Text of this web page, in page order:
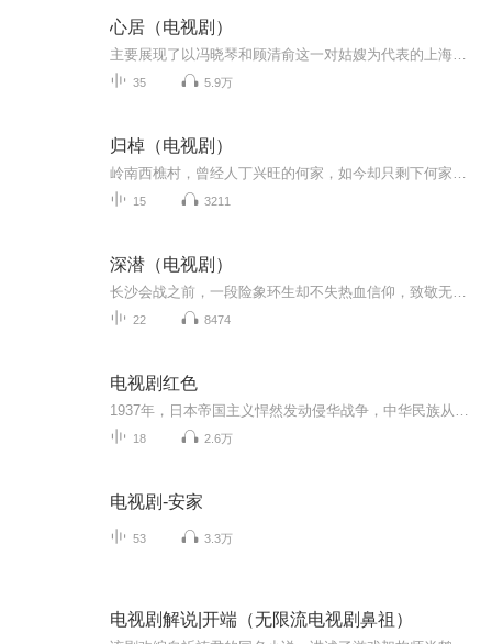
心居（电视剧）
35 5.9万
归棹（电视剧）
15 3211
深潜（电视剧）
22 8474
电视剧红色
18 2.6万
电视剧-安家
53 3.3万
电视剧解说|开端（无限流电视剧鼻祖）